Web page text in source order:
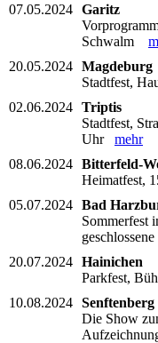
07.05.2024 Garitz
Schwalm
20.05.2024 Magdeburg
Stadtfest,
02.06.2024 Triptis
Stadtfest,
Uhr mehr
08.06.2024 Bitterfeld-
Heimatfest,
05.07.2024 Bad
Sommerfest
20.07.2024 Hainichen
Parkfest,
10.08.2024
Die Show